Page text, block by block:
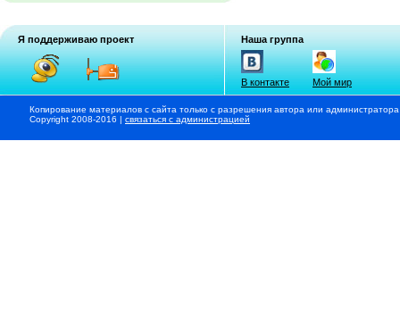
Я поддерживаю проект Наша группа
В контакте Мой мир
Копирование материалов с сайта только с разрешения автора или
Copyright 2008-2016 | связаться с администрацией